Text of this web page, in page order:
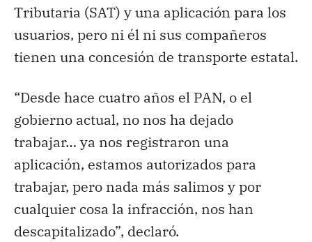
Tributaria (SAT) y una aplicación para los
usuarios, pero ni él ni sus compañeros
tienen una concesión de transporte estatal.
“Desde hace cuatro años el PAN, o el
gobierno actual, no nos ha dejado
trabajar… ya nos registraron una
aplicación, estamos autorizados para
trabajar, pero nada más salimos y por
cualquier cosa la infracción, nos han
descapitalizado”, declaró.